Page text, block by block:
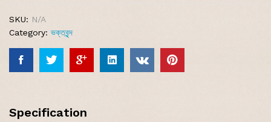
SKU: N/A
Category: ভক্তবৃন্দ
Specification